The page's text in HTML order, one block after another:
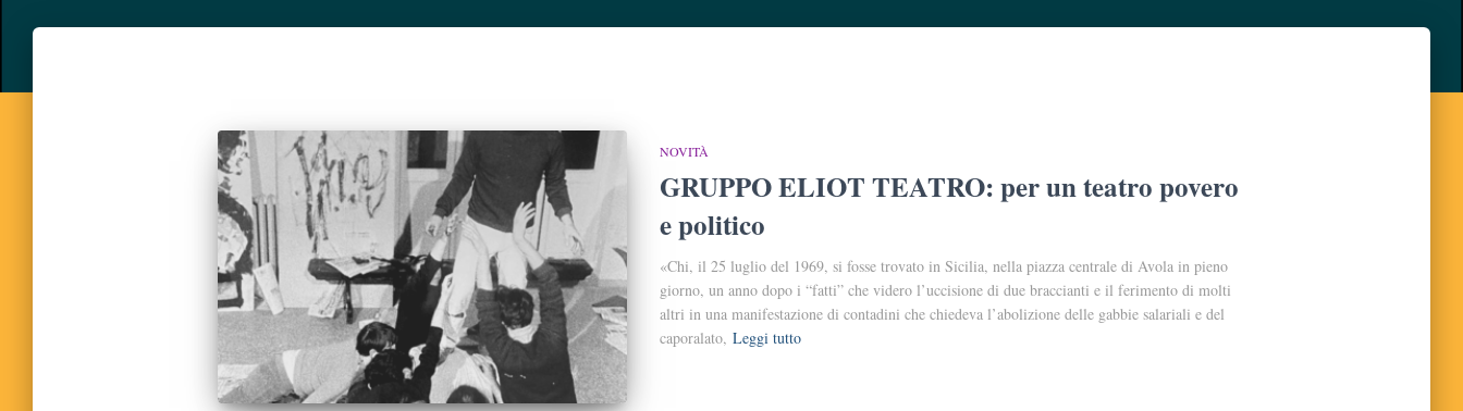
NOVITÀ
GRUPPO ELIOT TEATRO: per un teatro povero
e politico
«Chi, il 25 luglio del 1969, si fosse trovato in Sicilia, nella piazza centrale di Avola in pieno
giorno, un anno dopo i “fatti” che videro l’uccisione di due braccianti e il ferimento di molti
altri in una manifestazione di contadini che chiedeva l’abolizione delle gabbie salariali e del
caporalato, Leggi tutto